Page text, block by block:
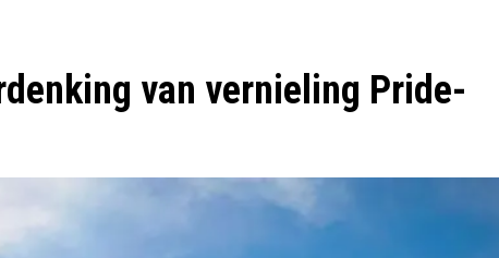
van vernieling Pride-